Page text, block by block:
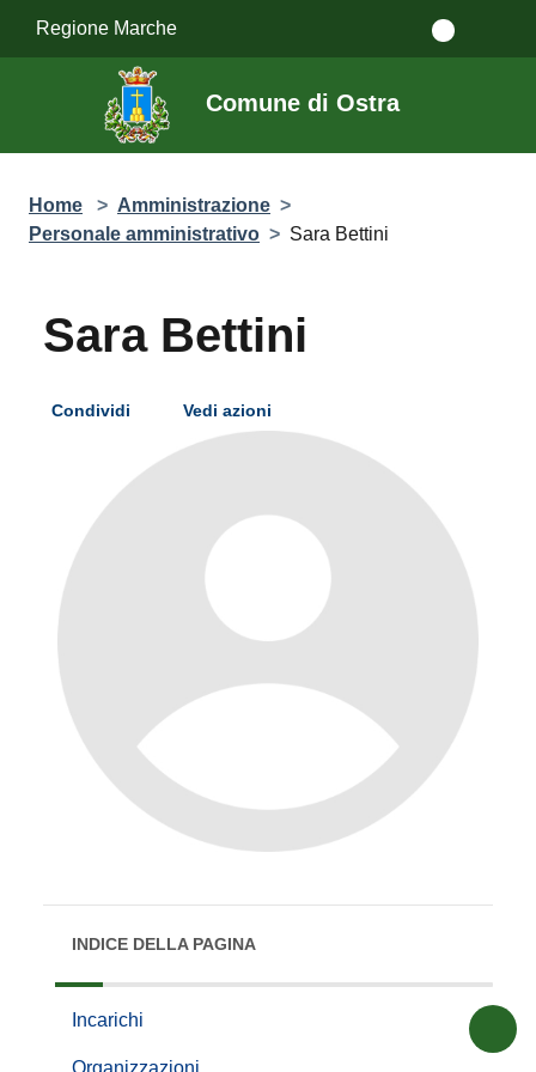
Regione Marche
Comune di Ostra
Home > Amministrazione >
Personale amministrativo > Sara Bettini
Sara Bettini
Condividi Vedi azioni
INDICE DELLA PAGINA
Incarichi